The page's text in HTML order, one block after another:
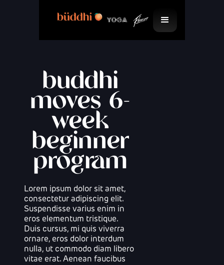
buddhi
moves 6-
week
beginner
program
Lorem ipsum dolor sit amet,
consectetur adipiscing elit.
Suspendisse varius enim in
eros elementum tristique.
Duis cursus, mi quis viverra
ornare, eros dolor interdum
nulla, ut commodo diam libero
vitae erat. Aenean faucibus